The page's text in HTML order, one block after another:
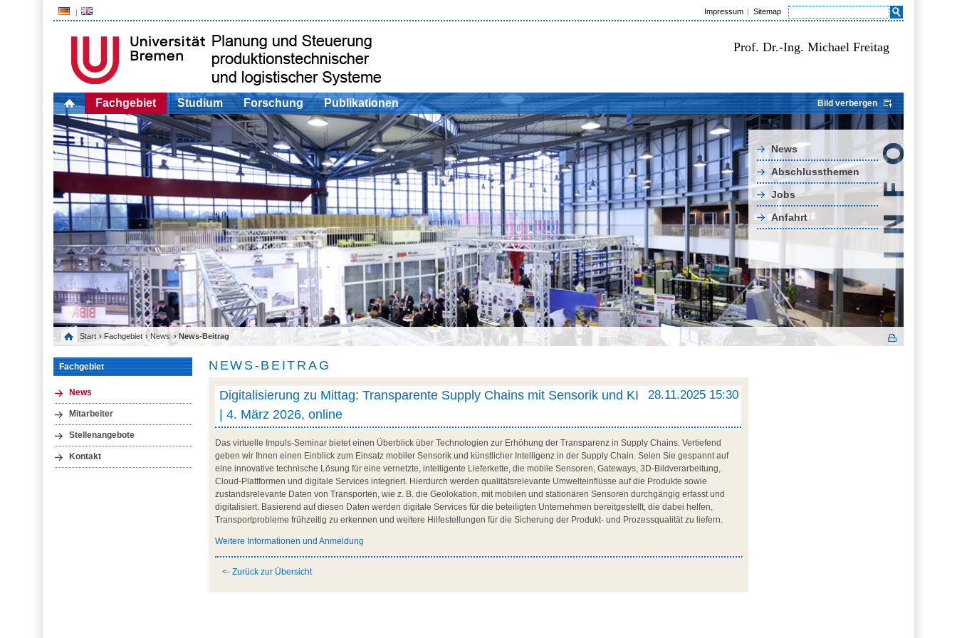
Impressum Sitemap
Prof. Dr.-Ing. Michael Freitag
Fachgebiet Studium Forschung Publikationen Bild verbergen
News
Abschlussthemen
Jobs
Anfahrt
Start › Fachgebiet ›News › News-Beitrag
Fachgebiet
News
Mitarbeiter
Stellenangebote
Kontakt
NEWS-BEITRAG
28.11.2025 15:30
Digitalisierung zu Mittag: Transparente Supply Chains mit Sensorik und KI
| 4. März 2026, online
Das virtuelle Impuls-Seminar bietet einen Überblick über Technologien zur Erhöhung der Transparenz in Supply Chains. Vertiefend
geben wir Ihnen einen Einblick zum Einsatz mobiler Sensorik und künstlicher Intelligenz in der Supply Chain. Seien Sie gespannt auf
eine innovative technische Lösung für eine vernetzte, intelligente Lieferkette, die mobile Sensoren, Gateways, 3D-Bildverarbeitung,
Cloud-Plattformen und digitale Services integriert. Hierdurch werden qualitätsrelevante Umwelteinflüsse auf die Produkte sowie
zustandsrelevante Daten von Transporten, wie z. B. die Geolokation, mit mobilen und stationären Sensoren durchgängig erfasst und
digitalisiert. Basierend auf diesen Daten werden digitale Services für die beteiligten Unternehmen bereitgestellt, die dabei helfen,
Transportprobleme frühzeitig zu erkennen und weitere Hilfestellungen für die Sicherung der Produkt- und Prozessqualität zu liefern.
Weitere Informationen und Anmeldung
<- Zurück zur Übersicht